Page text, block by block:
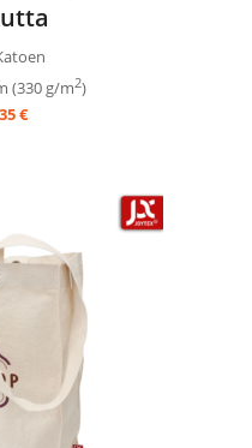
(330 g/m2)
€